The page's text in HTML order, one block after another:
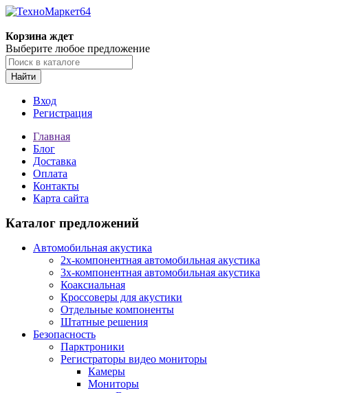
Корзина ждет
Выберите любое предложение
Найти
Вход
Регистрация
Главная
Блог
Доставка
Оплата
Контакты
Карта сайта
Каталог предложений
Автомобильная акустика
2х-компонентная автомобильная акустика
3х-компонентная автомобильная акустика
Коаксиальная
Кроссоверы для акустики
Отдельные компоненты
Штатные решения
Безопасность
Парктроники
Регистраторы видео мониторы
Камеры
Мониторы